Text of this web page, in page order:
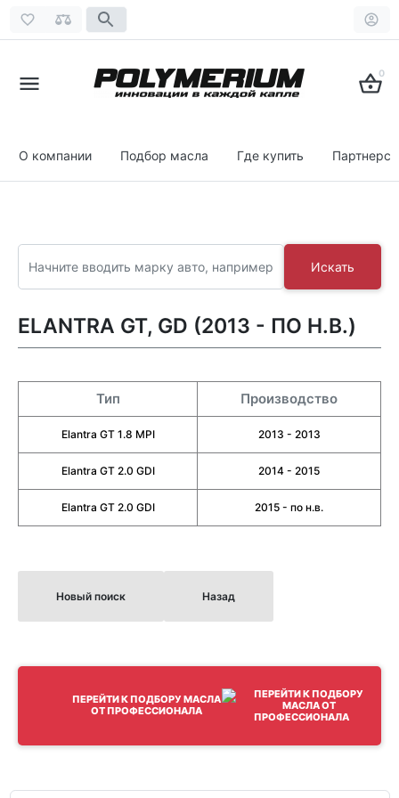
0
О компании Подбор масла Где купить
Искать
ELANTRA GT, GD (2013 - ПО Н.В.)
Тип Производство
Elantra GT 1.8 MPI 2013 - 2013
Elantra GT 2.0 GDI 2014 - 2015
Elantra GT 2.0 GDI 2015 - по н.в.
Новый поиск Назад
ПЕРЕЙТИ К ПОДБОРУ МАСЛА
ОТ ПРОФЕССИОНАЛА